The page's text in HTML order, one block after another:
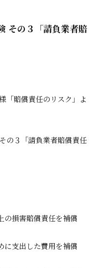
その３「請負業者賠
「賠償責任のリスク」よ
の３「請負業者賠償責任
の損害賠償責任を補償
に支出した費用を補償